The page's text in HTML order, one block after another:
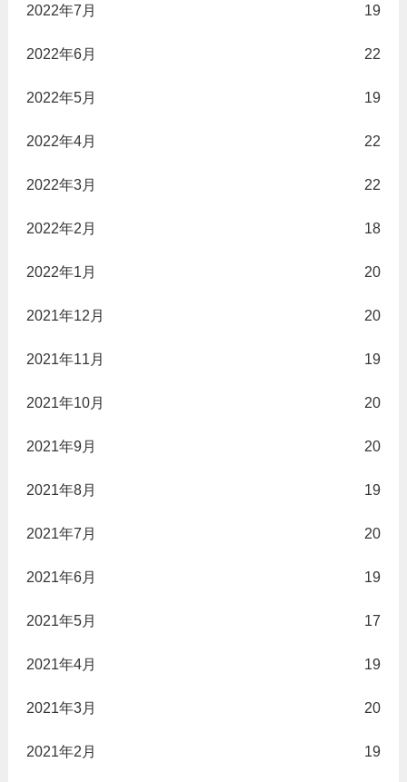
2022年7月 19
2022年6月 22
2022年5月 19
2022年4月 22
2022年3月 22
2022年2月 18
2022年1月 20
2021年12月 20
2021年11月 19
2021年10月 20
2021年9月 20
2021年8月 19
2021年7月 20
2021年6月 19
2021年5月 17
2021年4月 19
2021年3月 20
2021年2月 19